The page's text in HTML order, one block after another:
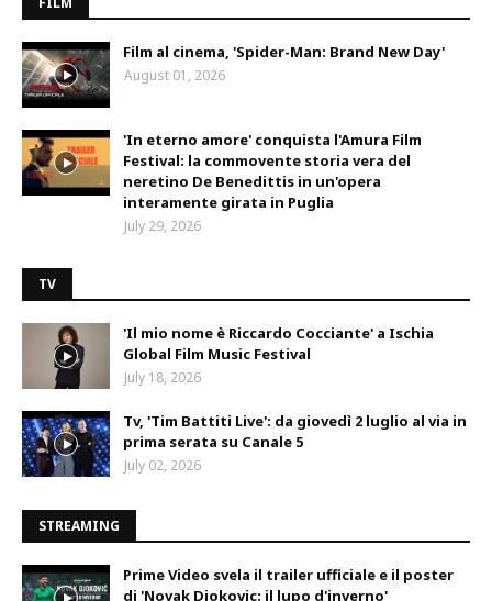
Film al cinema, 'Spider-Man: Brand New Day'
August 01, 2026
'In eterno amore' conquista l'Amura Film
Festival: la commovente storia vera del
neretino De Benedittis in un'opera
interamente girata in Puglia
July 29, 2026
TV
'Il mio nome è Riccardo Cocciante' a Ischia
Global Film Music Festival
July 18, 2026
Tv, 'Tim Battiti Live': da giovedì 2 luglio al via in
prima serata su Canale 5
July 02, 2026
STREAMING
Prime Video svela il trailer ufficiale e il poster
di 'Novak Djokovic: il lupo d'inverno'